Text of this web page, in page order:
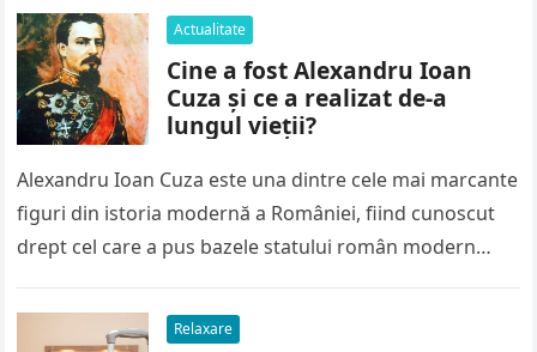
Actualitate
Cine a fost Alexandru Ioan
Cuza și ce a realizat de-a
lungul vieții?
Alexandru Ioan Cuza este una dintre cele mai marcante
figuri din istoria modernă a României, fiind cunoscut
drept cel care a pus bazele statului român modern
Relaxare